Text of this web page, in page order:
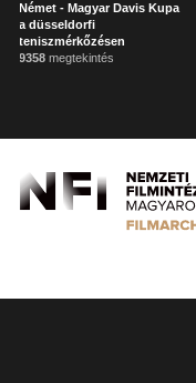
Német - Magyar Davis Kupa
a düsseldorfi
teniszmérkőzésen
9358 megtekintés